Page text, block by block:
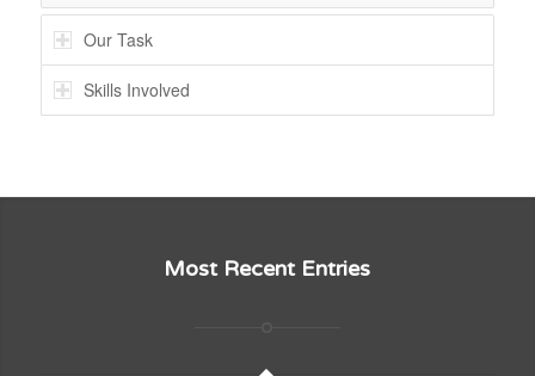
Our Task
Skills Involved
Most Recent Entries